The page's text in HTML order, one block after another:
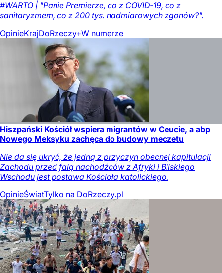
#WARTO | "Panie Premierze, co z COVID-19, co z
sanitaryzmem, co z 200 tys. nadmiarowych zgonów?".
OpinieKrajDoRzeczy+W numerze
Hiszpański Kościół wspiera migrantów w Ceucie, a abp
Nowego Meksyku zachęca do budowy meczetu
Nie da się ukryć, że jedną z przyczyn obecnej kapitulacji
Zachodu przed falą nachodźców z Afryki i Bliskiego
Wschodu jest postawa Kościoła katolickiego.
OpinieŚwiatTylko na DoRzeczy.pl